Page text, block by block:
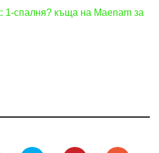
1-спалня? къща на Maenam за